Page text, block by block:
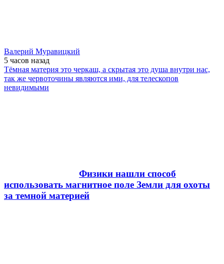
Валерий Муравицкий
5 часов назад
Тёмная материя это черкаш, а скрытая это душа внутри нас,
так же червоточины являются ими, для телескопов
невидимыми
Физики нашли способ
использовать магнитное поле Земли для охоты
за темной материей